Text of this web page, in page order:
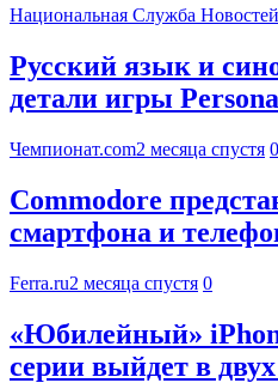
Национальная Служба Новостей
Русский язык и
детали игры
Чемпионат.com2 месяца спустя 0
Commodore
смартфона и
Ferra.ru2 месяца спустя 0
«Юбилейный»
серии выйдет в